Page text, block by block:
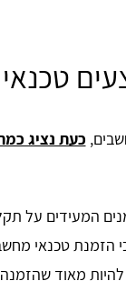
כעת נציג
המעידים על
טכנאי
מאוד